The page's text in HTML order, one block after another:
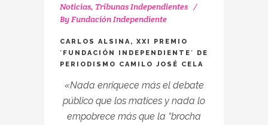
Noticias, Tribunas Independientes
ByFundación Independiente
CARLOS ALSINA, XXI PREMIO
`FUNDACIÓN INDEPENDIENTE´ DE
PERIODISMO CAMILO JOSÉ CELA
«Nada enriquece más el debate
público que los matices y nada lo
empobrece más que la “brocha